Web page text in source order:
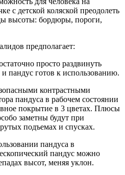
с детской коляской преодолеть
высоты: бордюры, пороги,
предполагает:
просто раздвинуть
пандус готов к использованию.
контрастными
пандуса в рабочем состоянии
покрытие в 3 цветах. Плюсы
заметны будут при
подъемах и спусках.
пандуса в
пандус можно
высот, меняя уклон.